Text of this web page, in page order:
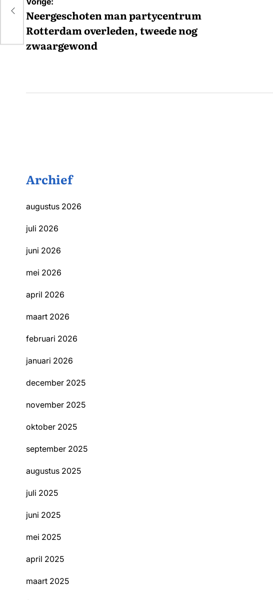
navigatie
Neergeschoten man partycentrum
Rotterdam overleden, tweede nog
zwaargewond
Archief
augustus 2026
juli 2026
juni 2026
mei 2026
april 2026
maart 2026
februari 2026
januari 2026
december 2025
november 2025
oktober 2025
september 2025
augustus 2025
juli 2025
juni 2025
mei 2025
april 2025
maart 2025